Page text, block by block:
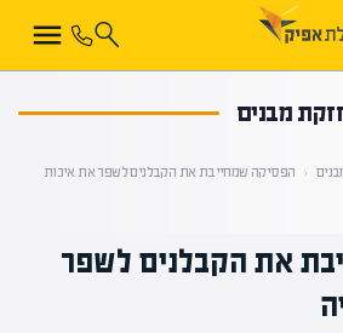
מבנים
‹ הפסיקה שמחייבת את הקבלנים לשפר את איכות
את הקבלנים לשפר